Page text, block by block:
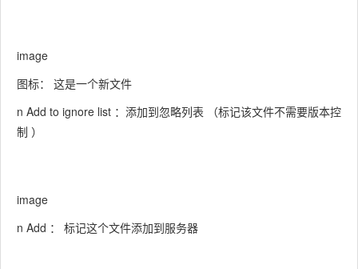
image
图标： 这是一个新文件
n Add to ignore list ：添加到忽略列表 （标记该文件不需要版本控
制 ）
image
n Add ： 标记这个文件添加到服务器